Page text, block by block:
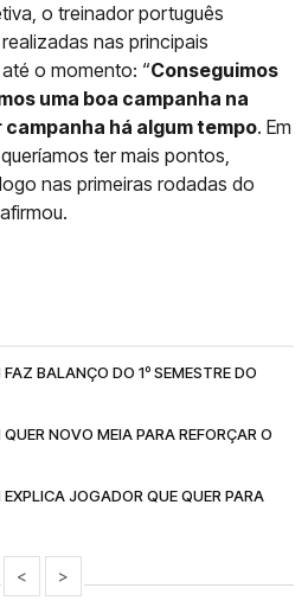
o treinador português
nas principais
o momento: “Conseguimos
uma boa campanha na
há algum tempo. Em
ter mais pontos,
nas primeiras rodadas do
BALANÇO DO 1º SEMESTRE DO
NOVO MEIA PARA REFORÇAR O
JOGADOR QUE QUER PARA
< >